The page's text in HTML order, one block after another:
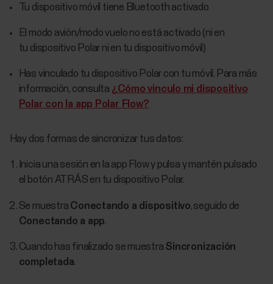
Tu dispositivo móvil tiene Bluetooth activado
El modo avión/modo vuelo no está activado (ni en
tu dispositivo Polar ni en tu dispositivo móvil)
Has vinculado tu dispositivo Polar con tu móvil. Para más
información, consulta ¿Cómo vinculo mi dispositivo
Polar con la app Polar Flow?
Hay dos formas de sincronizar tus datos:
Inicia una sesión en la app Flow y pulsa y mantén pulsado
el botón ATRÁS en tu dispositivo Polar.
Se muestra Conectando a dispositivo, seguido de
Conectando a app.
Cuando has finalizado se muestra Sincronización
completada.